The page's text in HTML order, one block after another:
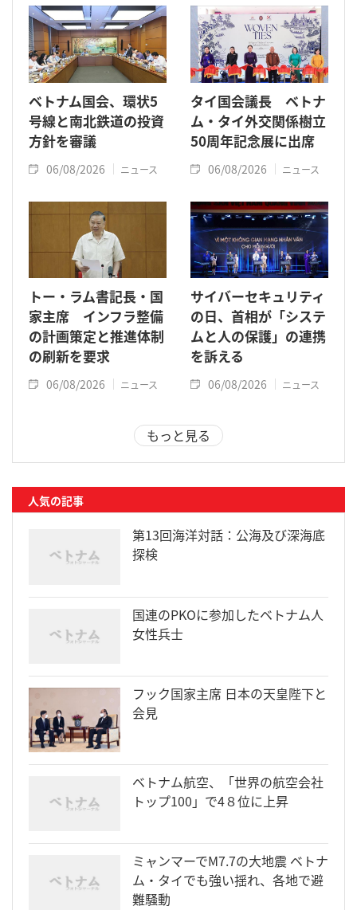
ベトナム国会、環状5
号線と南北鉄道の投資
方針を審議
06/08/2026 ニュース
タイ国会議長 ベトナ
ム・タイ外交関係樹立
50周年記念展に出席
06/08/2026 ニュース
トー・ラム書記長・国
家主席 インフラ整備
の計画策定と推進体制
の刷新を要求
06/08/2026 ニュース
サイバーセキュリティ
の日、首相が「システ
ムと人の保護」の連携
を訴える
06/08/2026 ニュース
もっと見る
人気の記事
第13回海洋対話：公海及び深海底
探検
国連のPKOに参加したベトナム人
女性兵士
フック国家主席 日本の天皇陛下と
会見
ベトナム航空、「世界の航空会社
トップ100」で4８位に上昇
ミャンマーでM7.7の大地震 ベトナ
ム・タイでも強い揺れ、各地で避
難騒動